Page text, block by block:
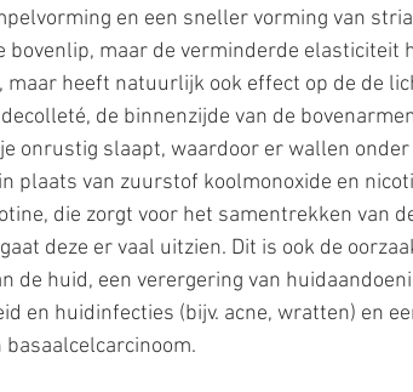
en een sneller vorming van
maar de verminderde elasticiteit
heeft natuurlijk ook effect op de de
de binnenzijde van de
onrustig slaapt, waardoor er wallen
plaats van zuurstof koolmonoxide en
die zorgt voor het samentrekken van
deze er vaal uitzien. Dit is ook de
de huid, een verergering van
en huidinfecties (bijv. acne, wratten) en